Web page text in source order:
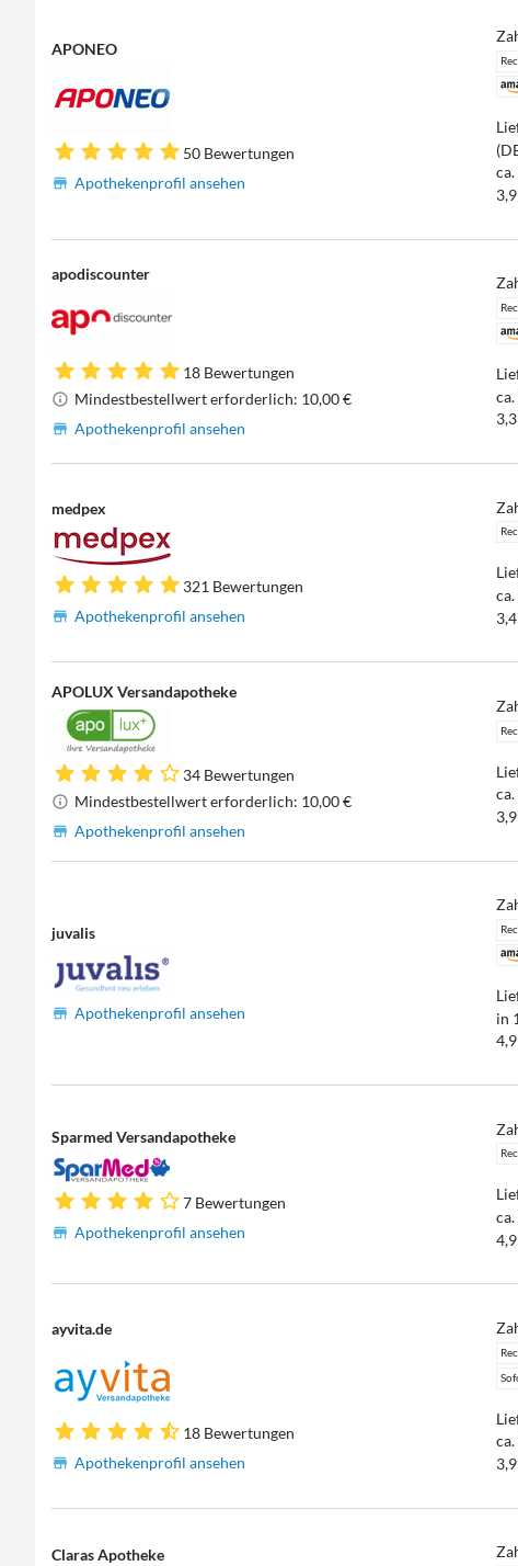
APONEO
50 Bewertungen
Apothekenprofil ansehen
apodiscounter
18 Bewertungen
Mindestbestellwert erforderlich: 10,00 €
Apothekenprofil ansehen
medpex
321 Bewertungen
Apothekenprofil ansehen
APOLUX Versandapotheke
34 Bewertungen
Mindestbestellwert erforderlich: 10,00 €
Apothekenprofil ansehen
juvalis
Apothekenprofil ansehen
in
Sparmed Versandapotheke
7 Bewertungen
Apothekenprofil ansehen
ayvita.de
18 Bewertungen
Apothekenprofil ansehen
Claras Apotheke